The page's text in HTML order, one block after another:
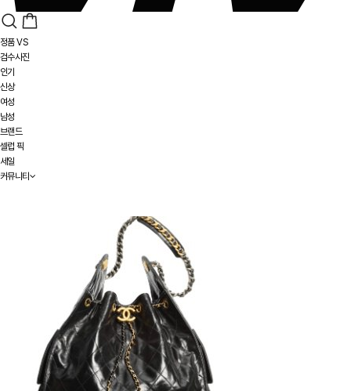
정품 VS
검수사진
인기
신상
여성
남성
브랜드
셀럽 픽
세일
커뮤니티